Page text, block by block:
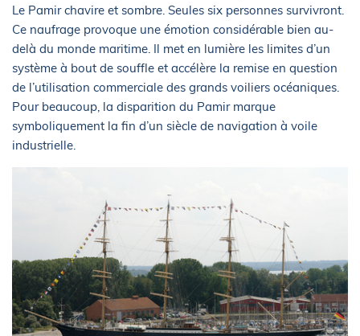
Le Pamir chavire et sombre. Seules six personnes survivront.
Ce naufrage provoque une émotion considérable bien au-
delà du monde maritime. Il met en lumière les limites d’un
système à bout de souffle et accélère la remise en question
de l’utilisation commerciale des grands voiliers océaniques.
Pour beaucoup, la disparition du Pamir marque
symboliquement la fin d’un siècle de navigation à voile
industrielle.